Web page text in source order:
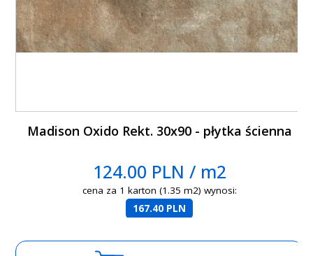
Madison Oxido Rekt. 30x90 - płytka ścienna
124.00 PLN / m2
cena za 1 karton (1.35 m2) wynosi:
167.40 PLN